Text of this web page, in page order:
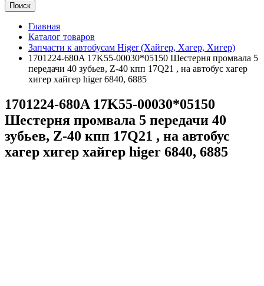
Поиск
Главная
Каталог товаров
Запчасти к автобусам Higer (Хайгер, Хагер, Хигер)
1701224-680A 17K55-00030*05150 Шестерня промвала 5
передачи 40 зубьев, Z-40 кпп 17Q21 , на автобус хагер
хигер хайгер higer 6840, 6885
1701224-680A 17K55-00030*05150
Шестерня промвала 5 передачи 40
зубьев, Z-40 кпп 17Q21 , на автобус
хагер хигер хайгер higer 6840, 6885